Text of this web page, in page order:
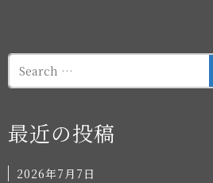
最近の投稿
2026年7月7日